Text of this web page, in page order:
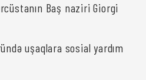
Baş naziri Giorgi
uşaqlara sosial yardım